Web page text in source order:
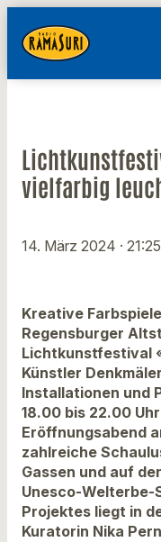
vielfarbig
14. März 2024 ·
Kreative
Regensburger
Lichtkunstfestival
Künstler
Installationen und
18.00 bis 22.00
Eröffnungsabend
zahlreiche
Gassen und auf
Unesco-Welterbe-
Projektes liegt in
Kuratorin Nika